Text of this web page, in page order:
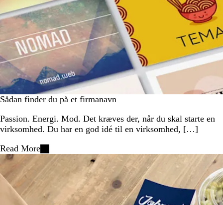
Sådan finder du på et firmanavn
Passion. Energi. Mod. Det kræves der, når du skal starte en
virksomhed. Du har en god idé til en virksomhed, […]
Read More